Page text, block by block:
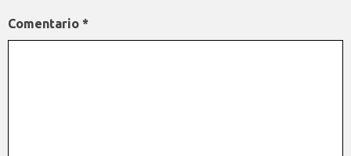
Comentario *